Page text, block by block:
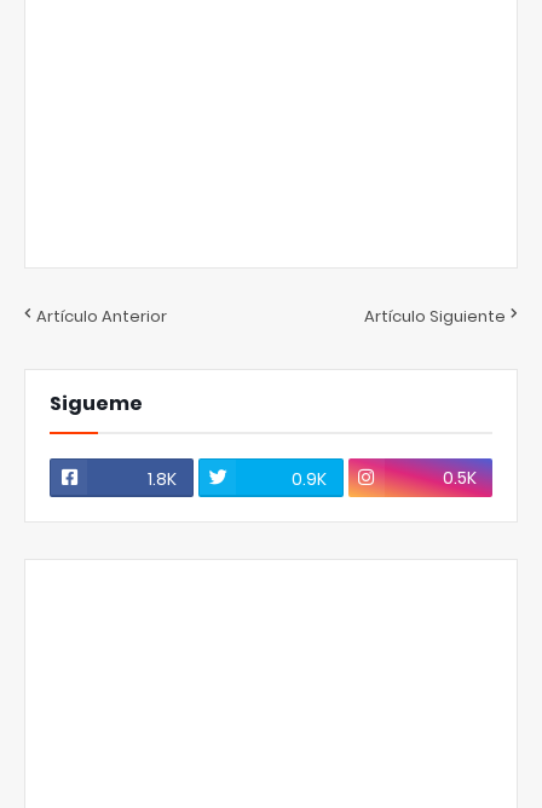
Artículo Anterior Artículo Siguiente
Sigueme
1.8K 0.9K 0.5K